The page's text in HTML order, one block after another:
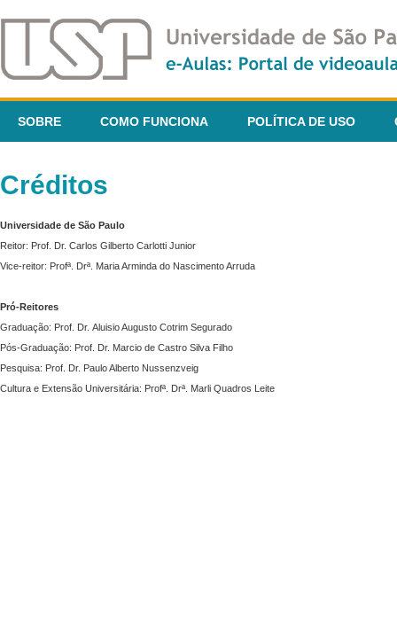
SOBRE COMO FUNCIONA POLÍTICA DE USO
Créditos
Universidade de São Paulo
Reitor: Prof. Dr. Carlos Gilberto Carlotti Junior
Vice-reitor: Profª. Drª. Maria Arminda do Nascimento Arruda
Pró-Reitores
Graduação: Prof. Dr. Aluisio Augusto Cotrim Segurado
Pós-Graduação: Prof. Dr. Marcio de Castro Silva Filho
Pesquisa: Prof. Dr. Paulo Alberto Nussenzveig
Cultura e Extensão Universitária: Profª. Drª. Marli Quadros Leite